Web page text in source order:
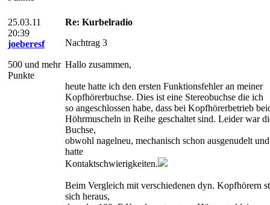
25.03.11
20:39
joeberesf
500 und mehr
Punkte
Re: Kurbelradio
Nachtrag 3
Hallo zusammen,
heute hatte ich den ersten Funktionsfehler an meiner
Kopfhörerbuchse. Dies ist eine Stereobuchse die ich
so angeschlossen habe, dass bei Kopfhörerbetrieb
Höhrmuscheln in Reihe geschaltet sind. Leider war
Buchse,
obwohl nagelneu, mechanisch schon ausgenudelt und
hatte
Kontaktschwierigkeiten.
Beim Vergleich mit verschiedenen dyn. Kopfhörern
sich heraus,